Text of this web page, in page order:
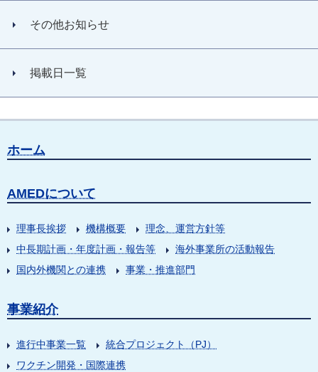
その他お知らせ
掲載日一覧
ホーム
AMEDについて
理事長挨拶 機構概要
理念、運営方針等
中長期計画・年度計画・報告等
海外事業所の活動報告
国内外機関との連携
事業・推進部門
事業紹介
進行中事業一覧
統合プロジェクト（PJ）
ワクチン開発・国際連携